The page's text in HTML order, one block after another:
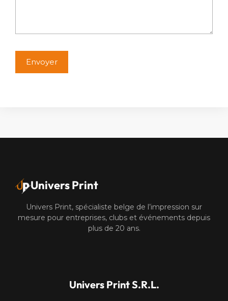
Univers Print
Univers Print, spécialiste belge de l’impression sur
mesure pour entreprises, clubs et événements depuis
plus de 20 ans.
Univers Print S.R.L.